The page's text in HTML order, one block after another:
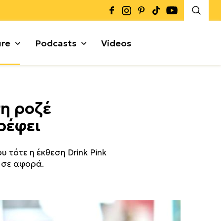
Γκρανόλες + Μπάρες
Podcasts Videos
ροζέ
τότε η έκθεση Drink Pink
σε αφορά.